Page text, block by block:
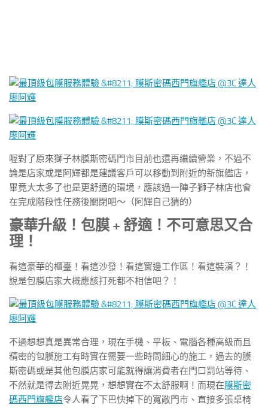
喔對了原來獅子林膜斯密碼門市目前也還再繼續營業，不過不
論是店家或是阿輝都是建議客戶可以移動到附近的新旗艦店，
畢竟大太多了也是更舒適的環境，應該過一陣子獅子林店也會
在完成階段性任務後關閉吧～（阿輝自己猜的）
豪華升級！包膜 + 舒適！不可意思又合
理！
看這豪華的櫃臺！看這沙發！看這窗邊工作區！看這裝潢？！
說是包膜店家大概應該打死都不相信吧？！
不過想想真是異常合理，現在手機、平板、電腦各種高級而且
精密的包膜施工有時實在需要一些時間細心的施工，過去的膜
斯密碼或是其他包膜店家可能就得讓消費者在門口罰站等待、
不然就是得去附近晃晃，想想實在不太舒服啊！而現在膜斯密
碼西門旗艦店令人看了下巴快掉下的寬敞門市、直接多張桌椅